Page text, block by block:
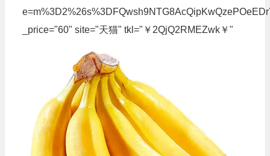
_price="60" site="天猫" tkl="￥2QjQ2RMEZwk￥"